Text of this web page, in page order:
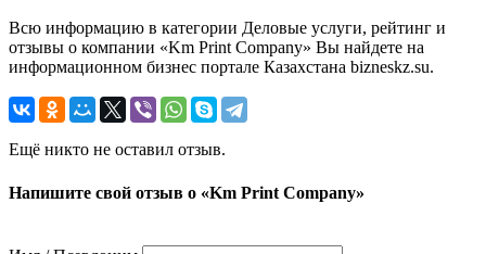
Всю информацию в категории Деловые услуги, рейтинг и
отзывы о компании «Km Print Company» Вы найдете на
информационном бизнес портале Казахстана bizneskz.su.
Ещё никто не оставил отзыв.
Напишите свой отзыв о «Km Print Company»